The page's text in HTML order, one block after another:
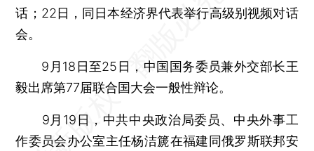
话；22日，同日本经济界代表举行高级别视频对话
会。
9月18日至25日，中国国务委员兼外交部长王
毅出席第77届联合国大会一般性辩论。
9月19日，中共中央政治局委员、中央外事工
作委员会办公室主任杨洁篪在福建同俄罗斯联邦安